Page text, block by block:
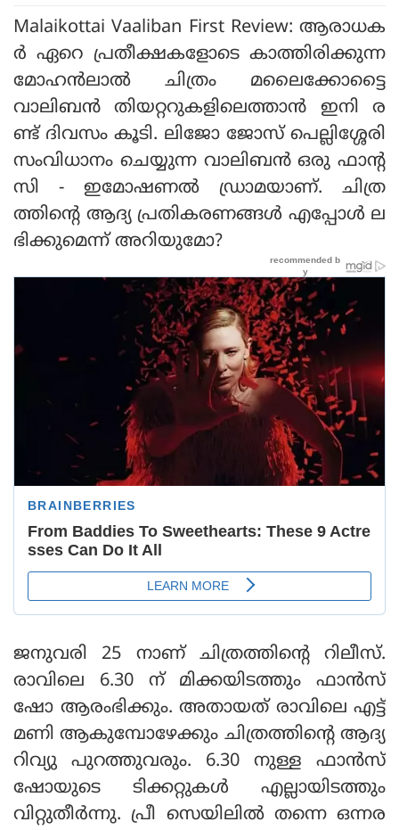
Malaikottai Vaaliban First Review: ആരാധക
ര്‍ ഏറെ പ്രതീക്ഷകളോടെ കാത്തിരിക്കുന്ന
മോഹന്‍ലാല്‍ ചിത്രം മലൈക്കോട്ടൈ
വാലിബന്‍ തിയറ്ററുകളിലെത്താന്‍ ഇനി ര
ണ്ട് ദിവസം കൂടി. ലിജോ ജോസ് പെല്ലിശ്ശേരി
സംവിധാനം ചെയ്യുന്ന വാലിബന്‍ ഒരു ഫാന്റ
സി - ഇമോഷണല്‍ ഡ്രാമയാണ്. ചിത്ര
ത്തിന്റെ ആദ്യ പ്രതികരണങ്ങള്‍ എപ്പോള്‍ ല
ഭിക്കുമെന്ന് അറിയുമോ?
ജനുവരി 25 നാണ് ചിത്രത്തിന്റെ റിലീസ്.
രാവിലെ 6.30 ന് മിക്കയിടത്തും ഫാന്‍സ്
ഷോ ആരംഭിക്കും. അതായത് രാവിലെ എട്ട്
മണി ആകുമ്പോഴേക്കും ചിത്രത്തിന്റെ ആദ്യ
റിവ്യു പുറത്തുവരും. 6.30 നുള്ള ഫാന്‍സ്
ഷോയുടെ ടിക്കറ്റുകള്‍ എല്ലായിടത്തും
വിറ്റുതീര്‍ന്നു. പ്രീ സെയിലില്‍ തന്നെ ഒന്നര